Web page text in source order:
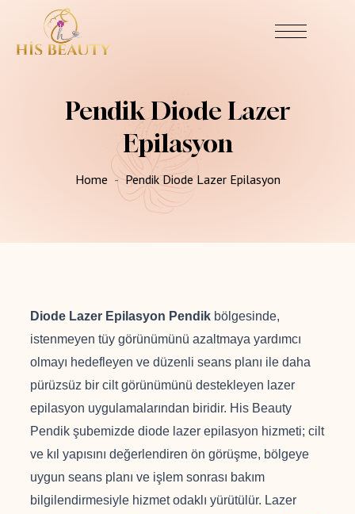
Pendik Diode Lazer
Epilasyon
Home Pendik Diode Lazer Epilasyon
Diode Lazer Epilasyon Pendik bölgesinde,
istenmeyen tüy görünümünü azaltmaya yardımcı
olmayı hedefleyen ve düzenli seans planı ile daha
pürüzsüz bir cilt görünümünü destekleyen lazer
epilasyon uygulamalarından biridir. His Beauty
Pendik şubemizde diode lazer epilasyon hizmeti; cilt
ve kıl yapısını değerlendiren ön görüşme, bölgeye
uygun seans planı ve işlem sonrası bakım
bilgilendirmesiyle hizmet odaklı yürütülür. Lazer